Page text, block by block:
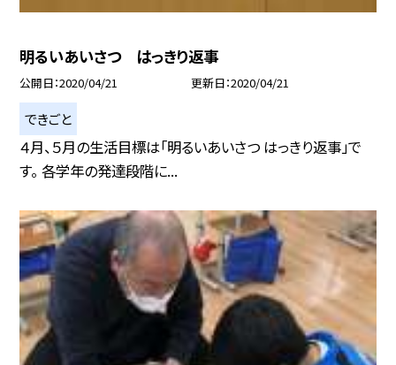
明るいあいさつ はっきり返事
公開日 2020/04/21 更新日 2020/04/21
できごと
４月、５月の生活目標は「明るいあいさつ はっきり返事」で
す。 各学年の発達段階に...